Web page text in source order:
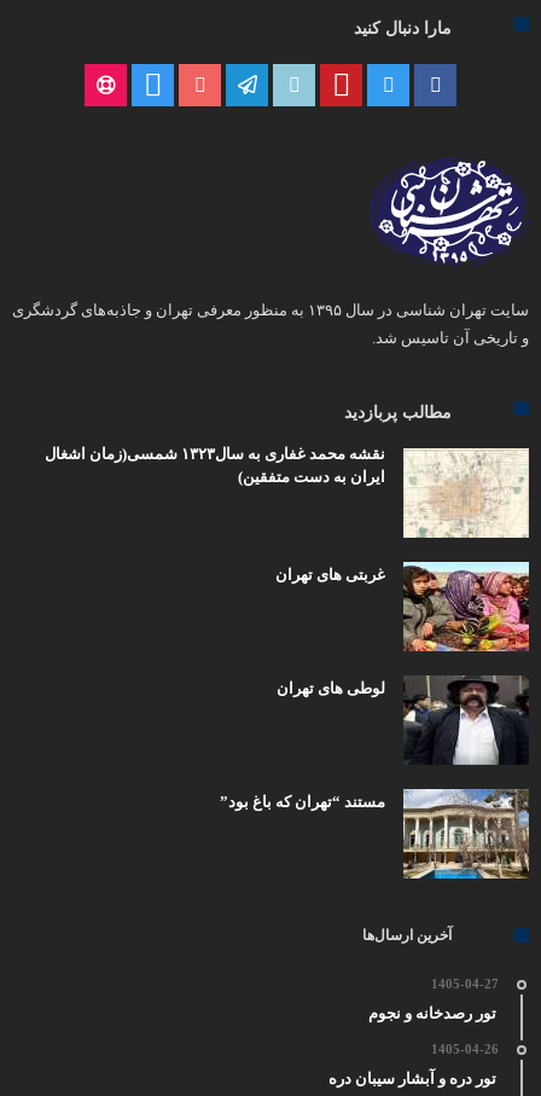
مارا دنبال کنید
سایت تهران شناسی در سال ۱۳۹۵ به منظور معرفی تهران و جاذبه‌های گردشگری
و تاریخی آن تاسیس شد.
مطالب پربازدید
نقشه محمد غفاری به سال۱۳۲۳ شمسی(زمان اشغال
ایران به دست متفقین)
غربتی های تهران
لوطی های تهران
مستند “تهران که باغ بود”
آخرین ارسال‌ها
1405-04-27
تور رصدخانه و نجوم
1405-04-26
تور دره و آبشار سیبان دره